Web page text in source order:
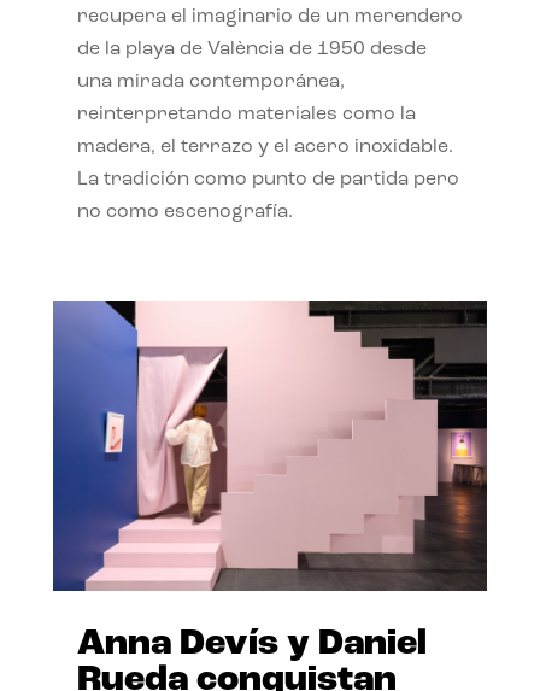
recupera el imaginario de un merendero
de la playa de València de 1950 desde
una mirada contemporánea,
reinterpretando materiales como la
madera, el terrazo y el acero inoxidable.
La tradición como punto de partida pero
no como escenografía.
Anna Devís y Daniel
Rueda conquistan